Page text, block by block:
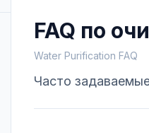
FAQ по
Water Purification FAQ
Часто